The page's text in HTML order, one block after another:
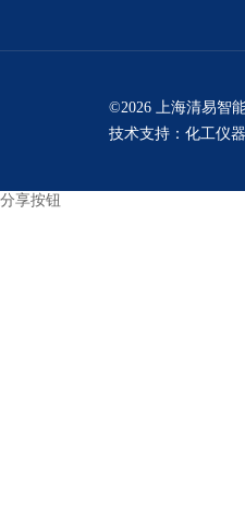
©2026 上海清易智
技术支持： 化工仪
分享按钮